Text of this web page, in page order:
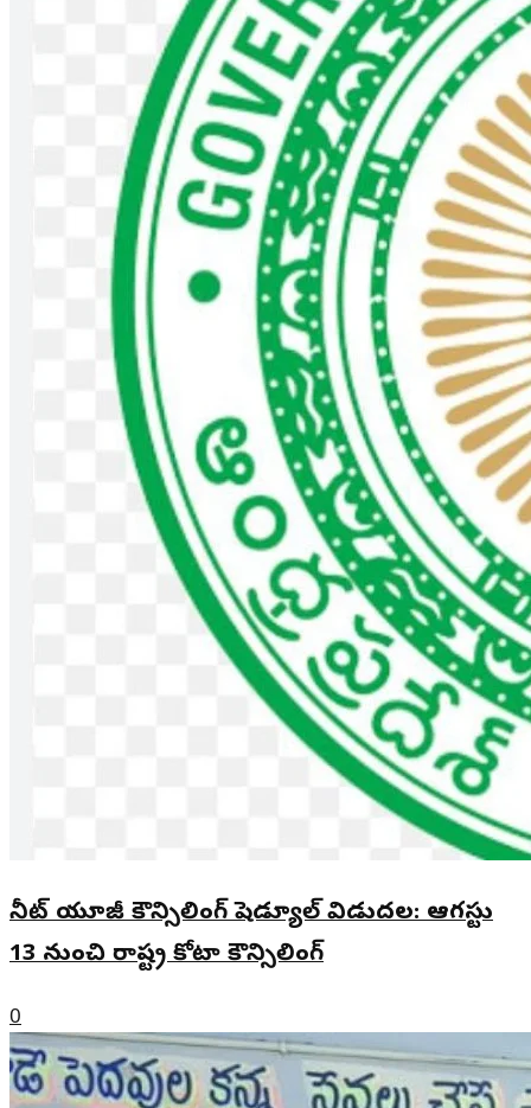
నీట్ యూజీ కౌన్సిలింగ్ షెడ్యూల్ విడుదల: ఆగస్టు
13 నుంచి రాష్ట్ర కోటా కౌన్సిలింగ్
0